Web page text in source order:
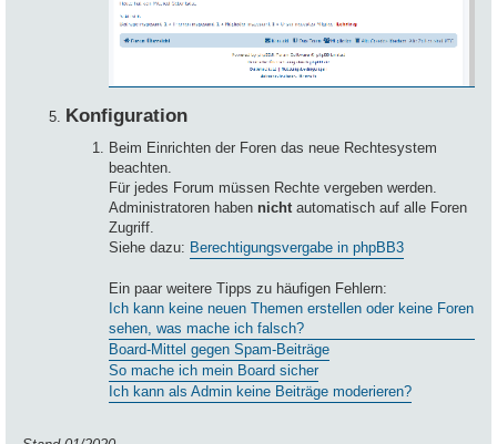
Konfiguration
Beim Einrichten der Foren das neue Rechtesystem
beachten.
Für jedes Forum müssen Rechte vergeben werden.
Administratoren haben nicht automatisch auf alle Foren
Zugriff.
Siehe dazu: Berechtigungsvergabe in phpBB3
Ein paar weitere Tipps zu häufigen Fehlern:
Ich kann keine neuen Themen erstellen oder keine Foren
sehen, was mache ich falsch?
Board-Mittel gegen Spam-Beiträge
So mache ich mein Board sicher
Ich kann als Admin keine Beiträge moderieren?